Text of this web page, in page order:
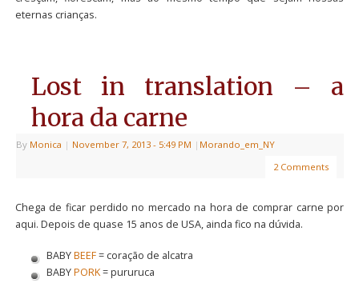
eternas crianças.
Lost in translation – a
hora da carne
By Monica | November 7, 2013 - 5:49 PM | Morando_em_NY
2 Comments
Chega de ficar perdido no mercado na hora de comprar carne por
aqui. Depois de quase 15 anos de USA, ainda fico na dúvida.
BABYBEEF= coração de alcatra
BABYPORK= pururuca